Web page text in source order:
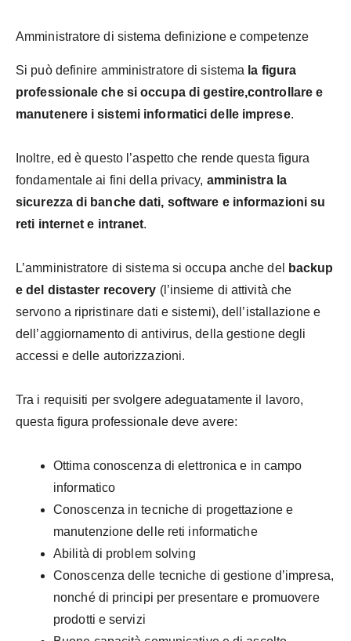
Amministratore di sistema definizione e competenze
Si può definire amministratore di sistema la figura
professionale che si occupa di gestire,controllare e
manutenere i sistemi informatici delle imprese.
Inoltre, ed è questo l’aspetto che rende questa figura
fondamentale ai fini della privacy, amministra la
sicurezza di banche dati, software e informazioni su
reti internet e intranet.
L’amministratore di sistema si occupa anche del
backup
e del distaster recovery (l’insieme di attività che
servono a ripristinare dati e sistemi), dell’istallazione e
dell’aggiornamento di antivirus, della gestione degli
accessi e delle autorizzazioni.
Tra i requisiti per svolgere adeguatamente il lavoro,
questa figura professionale deve avere:
Ottima conoscenza di elettronica e in campo
informatico
Conoscenza in tecniche di progettazione e
manutenzione delle reti informatiche
Abilità di problem solving
Conoscenza delle tecniche di gestione d’impresa,
nonché di principi per presentare e promuovere
prodotti e servizi